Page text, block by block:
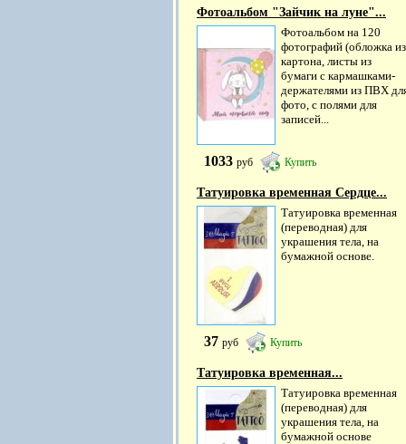
Фотоальбом "Зайчик на луне"...
Фотоальбом на 120
фотографий (обложка из
картона, листы из
бумаги c кармашками-
держателями из ПВХ
фото, с полями для
записей...
1033 руб Купить
Татуировка временная Сердце...
Татуировка временная
(переводная) для
украшения тела, на
бумажной основе.
37 руб Купить
Татуировка временная...
Татуировка временная
(переводная) для
украшения тела, на
бумажной основе